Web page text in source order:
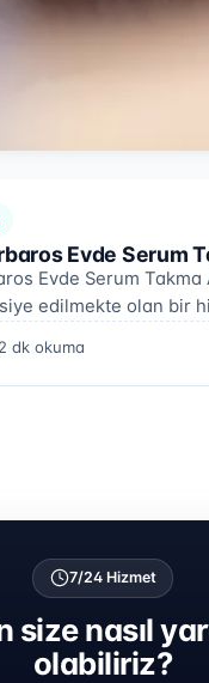
Evde Serum
Evde Serum
edilmekte olan bir
2 dk okuma
7/24 Hizmet
size nasıl
olabiliriz?